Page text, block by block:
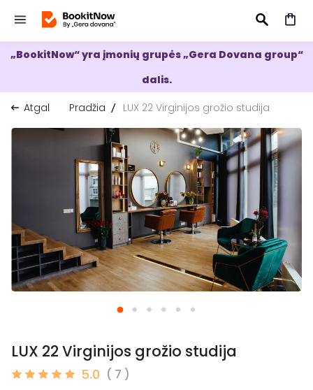
IEŠKOTI
„BookitNow“ yra įmonių grupės „Gera Dovana group“
dalis.
Atgal
Pradžia LUX 22 Virginijos grožio studija
LUX 22 Virginijos grožio studija
5.0 ( 7 )